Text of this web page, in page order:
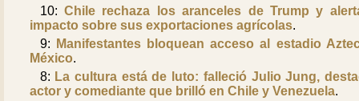
10:Chile rechaza los aranceles de Trump y
impacto sobre sus exportaciones agrícolas.
9:
Manifestantes bloquean acceso al estadio
México.
8: La cultura está de luto: falleció Julio Jung,
actor y comediante que brilló en Chile y Venezuela.